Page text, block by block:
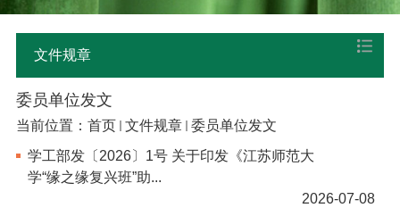
文件规章
委员单位发文
当前位置： 首页 文件规章 委员单位发文
学工部发〔2026〕1号 关于印发《江苏师范大
学“缘之缘复兴班”助...
2026-07-08